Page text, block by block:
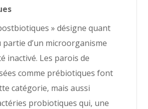
» désigne quant
d’un microorganisme
inactivé. Les parois de
comme prébiotiques font
catégorie, mais aussi
probiotiques qui, une